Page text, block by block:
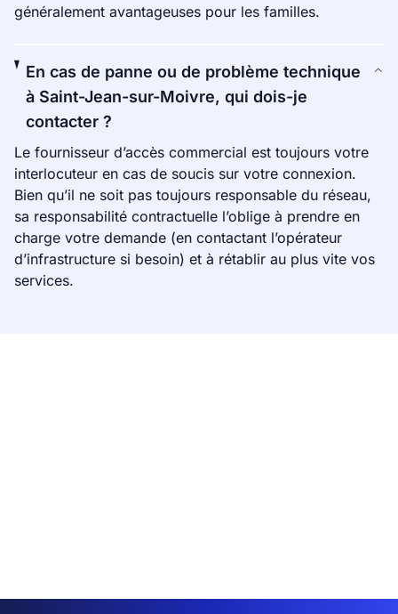
généralement avantageuses pour les familles.
En cas de panne ou de problème technique
à Saint-Jean-sur-Moivre, qui dois-je
contacter ?
Le fournisseur d’accès commercial est toujours votre
interlocuteur en cas de soucis sur votre connexion.
Bien qu’il ne soit pas toujours responsable du réseau,
sa responsabilité contractuelle l’oblige à prendre en
charge votre demande (en contactant l’opérateur
d’infrastructure si besoin) et à rétablir au plus vite vos
services.